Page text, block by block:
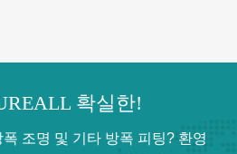
확실한!
조명 및 기타 방폭 피팅? 환영